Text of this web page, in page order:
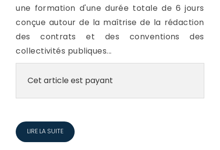
une formation d'une durée totale de 6 jours
conçue autour de la maîtrise de la rédaction
des contrats et des conventions des
collectivités publiques...
Cet article est payant
LIRE LA SUITE